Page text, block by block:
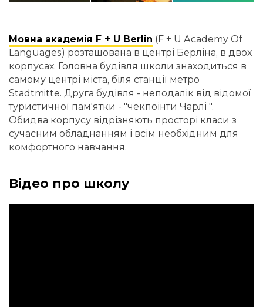
Мовна академія F + U Berlin (F + U Academy Of
Languages) розташована в центрі Берліна, в двох
корпусах. Головна будівля школи знаходиться в
самому центрі міста, біля станції метро
Stadtmitte. Друга будівля - неподалік від відомої
туристичної пам'ятки - "чекпоінти Чарлі ".
Обидва корпусу відрізняють просторі класи з
сучасним обладнанням і всім необхідним для
комфортного навчання.
Відео про школу